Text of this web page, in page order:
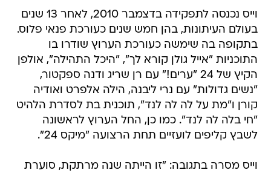
וייס נכנסה לתפקידה בדצמבר 2010, לאחר 13 שנים
בעולם העיתונות, בהן חמש שנים כעורכת פנאי פלוס.
בתקופה בה שימשה כעורכת הערוץ שודרו בו
התוכניות "אייל גולן קורא לך", "היכל התהילה", אולפן
הקיץ של 24 "ערים!" עם רן שריג ודנה ספקטור,
"נשים גדולות" עם נרי ליבנה, הילה אלפרט ואודיה
קורן ו"מת על לה לה לנד", תוכנית בת לסדרת הלהיט
"חי בלה לה לנד". כמו כן, החל הערוץ לראשונה
לשבץ קליפים לועזיים תחת הרצועה "מיקס 24".
וייס מסרה בתגובה: "זו הייתה שנה מרתקת, סוערת